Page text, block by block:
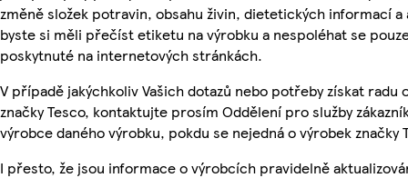
změně složek potravin, obsahu živin, dietetických informací a
byste si měli přečíst etiketu na výrobku a nespoléhat se
poskytnuté na internetových stránkách.
V případě jakýchkoliv Vašich dotazů nebo potřeby získat radu
značky Tesco, kontaktujte prosím Oddělení pro služby
výrobce daného výrobku, pokdu se nejedná o výrobek značky
I přesto, že jsou informace o výrobcích pravidelně